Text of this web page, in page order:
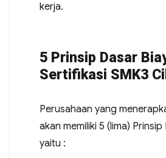
kerja.
5 Prinsip Dasar
Sertifikasi SMK3
Perusahaan yang
akan memiliki 5 (lima) Prinsip
yaitu :